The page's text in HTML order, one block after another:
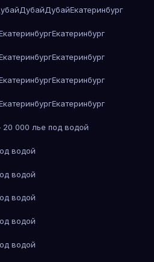
ДубайДубайЕкатеринбург
Екатеринбург
Екатеринбург
Екатеринбург
Екатеринбург
000 лье под водой
водой
водой
водой
водой
водой